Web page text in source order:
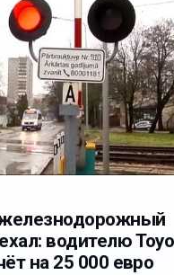
железнодорожный
водителю
на 25 000 евро